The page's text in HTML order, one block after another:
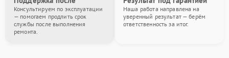
Консультируем по эксплуатации
— помогаем продлить срок
службы после выполнения
ремонта.
Наша работа направлена на
уверенный результат — берём
ответственность за итог.